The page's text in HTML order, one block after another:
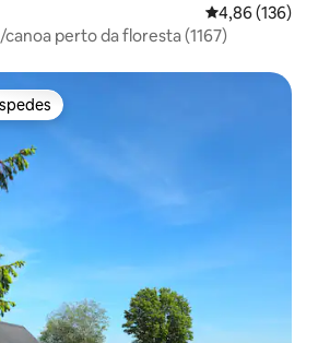
4,86 de uma
4,86 (136)
perto da floresta (1167)
dos hóspedes